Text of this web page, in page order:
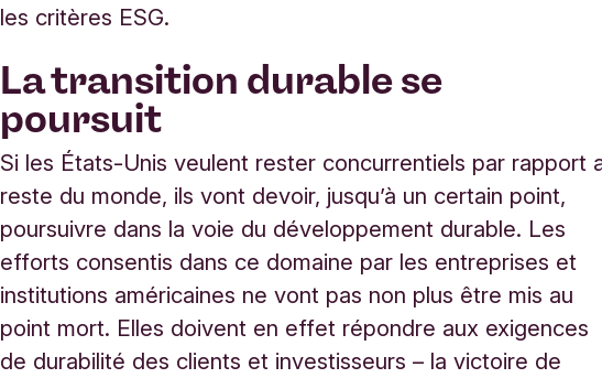
les critères ESG.
La transition durable se
poursuit
Si les États-Unis veulent rester concurrentiels par rapport
reste du monde, ils vont devoir, jusqu’à un certain point,
poursuivre dans la voie du développement durable. Les
efforts consentis dans ce domaine par les entreprises et
institutions américaines ne vont pas non plus être mis au
point mort. Elles doivent en effet répondre aux exigences
de durabilité des clients et investisseurs – la victoire de